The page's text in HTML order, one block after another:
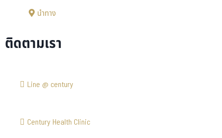
นำทาง
ติดตามเรา
Line @ century
Century Health Clinic